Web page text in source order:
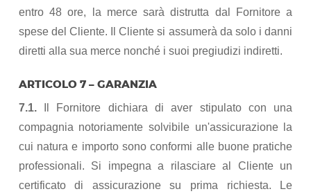
entro 48 ore, la merce sarà distrutta dal Fornitore a
spese del Cliente. Il Cliente si assumerà da solo i danni
diretti alla sua merce nonché i suoi pregiudizi indiretti.
ARTICOLO 7 – GARANZIA
7.1.Il Fornitore dichiara di aver stipulato con una
compagnia notoriamente solvibile un'assicurazione la
cui natura e importo sono conformi alle buone pratiche
professionali. Si impegna a rilasciare al Cliente un
certificato di assicurazione su prima richiesta. Le